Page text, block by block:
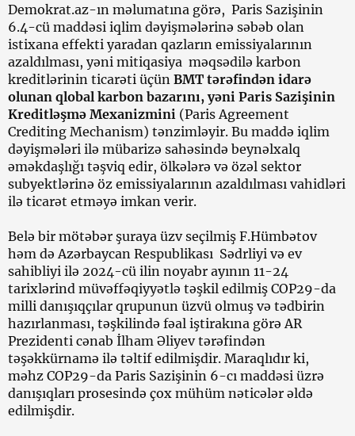
Demokrat.az-ın məlumatına görə, Paris Sazişinin
6.4-cü maddəsi iqlim dəyişmələrinə səbəb olan
istixana effekti yaradan qazların emissiyalarının
azaldılması, yəni mitiqasiya məqsədilə karbon
kreditlərinin ticarəti üçün BMT tərəfindən idarə
olunan qlobal karbon bazarını, yəni Paris Sazişinin
Kreditləşmə Mexanizmini (Paris Agreement
Crediting Mechanism) tənzimləyir. Bu maddə iqlim
dəyişmələri ilə mübarizə sahəsində beynəlxalq
əməkdaşlığı təşviq edir, ölkələrə və özəl sektor
subyektlərinə öz emissiyalarının azaldılması vahidləri
ilə ticarət etməyə imkan verir.
Belə bir mötəbər şuraya üzv seçilmiş F.Hümbətov
həm də Azərbaycan Respublikası Sədrliyi və ev
sahibliyi ilə 2024-cü ilin noyabr ayının 11-24
tarixlərind müvəffəqiyyətlə təşkil edilmiş COP29-da
milli danışıqçılar qrupunun üzvü olmuş və tədbirin
hazırlanması, təşkilində fəal iştirakına görə AR
Prezidenti cənab İlham Əliyev tərəfindən
təşəkkürnamə ilə təltif edilmişdir. Maraqlıdır ki,
məhz COP29-da Paris Sazişinin 6-cı maddəsi üzrə
danışıqları prosesində çox mühüm nəticələr əldə
edilmişdir.